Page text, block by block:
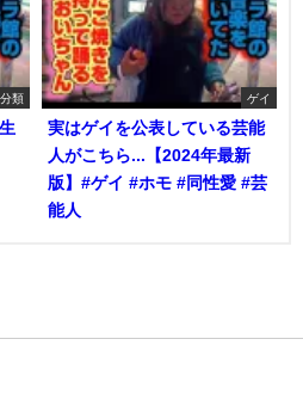
類 ゲイ
実はゲイを公表している芸能
人がこちら...【2024年最新
版】#ゲイ #ホモ #同性愛 #芸
能人